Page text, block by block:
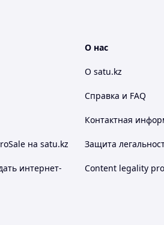
на satu.kz
интернет-
О нас
О satu.kz
Справка и FAQ
Контактная
Защита
Content legality